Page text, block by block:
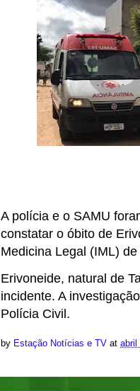
A polícia e o SAMU
constatar o óbito de
Medicina Legal (IML)
Erivoneide, natural de
incidente. A
Polícia Civil.
by Estação Notícias e TV at abril